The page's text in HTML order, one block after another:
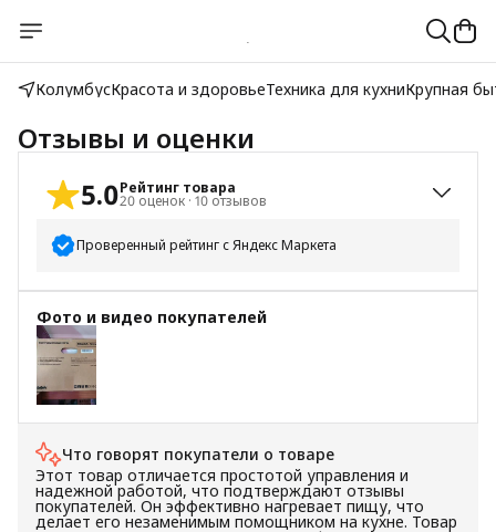
КолумбусКрасота и здоровьеТехника для кухниКрупная
Отзывы и оценки
5.0Рейтинг товара
20 оценок · 10 отзывов
Проверенный рейтинг с Яндекс Маркета
5 звёзд
20
4 звезды
3 звезды
2
звезды
1 звезда
Фото и видео покупателей
Что говорят покупатели о товаре
Этот товар отличается простотой управления и
надежной работой, что подтверждают отзывы
покупателей. Он эффективно нагревает пищу, что
делает его незаменимым помощником на кухне. Товар